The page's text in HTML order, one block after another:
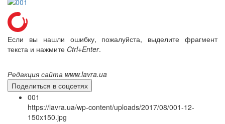
Если вы нашли ошибку, пожалуйста, выделите фрагмент
текста и нажмите Ctrl+Enter.
Редакция сайта www.lavra.ua
Поделиться в соцсетях
001
https://lavra.ua/wp-content/uploads/2017/08/001-12-
150x150.jpg